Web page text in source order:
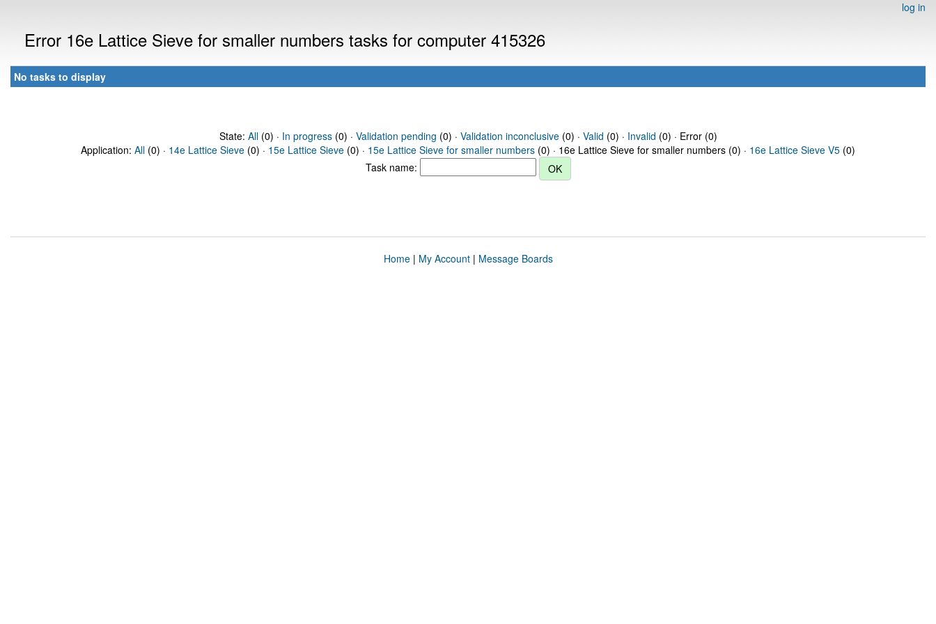
log in
Error 16e Lattice Sieve for smaller numbers tasks for computer 415326
No tasks to display
State: All(0) · In progress(0) · Validation pending (0) · Validation inconclusive(0) · Valid (0) · Invalid (0) · Error (0)
Application: All (0) · 14e Lattice Sieve (0) · 15e Lattice Sieve (0) · 15e Lattice Sieve for smaller numbers (0) · 16e Lattice Sieve for smaller numbers (0) · 16e Lattice Sieve V5 (0)
Task name:
Home| My Account| Message Boards